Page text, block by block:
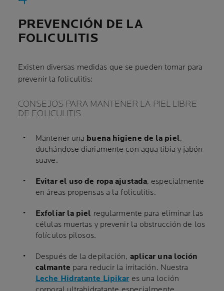
PREVENCIÓN DE LA
FOLICULITIS
Existen diversas medidas que se pueden tomar para
prevenir la foliculitis:
CONSEJOS PARA MANTENER LA PIEL LIBRE
DE FOLICULITIS
Mantener una buena higiene de la piel,
duchándose diariamente con agua tibia y jabón
suave.
Evitar el uso de ropa ajustada, especialmente
en áreas propensas a la foliculitis.
Exfoliar la piel regularmente para eliminar las
células muertas y prevenir la obstrucción de los
folículos pilosos.
Después de la depilación, aplicar una loción
calmante para reducir la irritación. Nuestra
Leche Hidratante Lipikar es una loción